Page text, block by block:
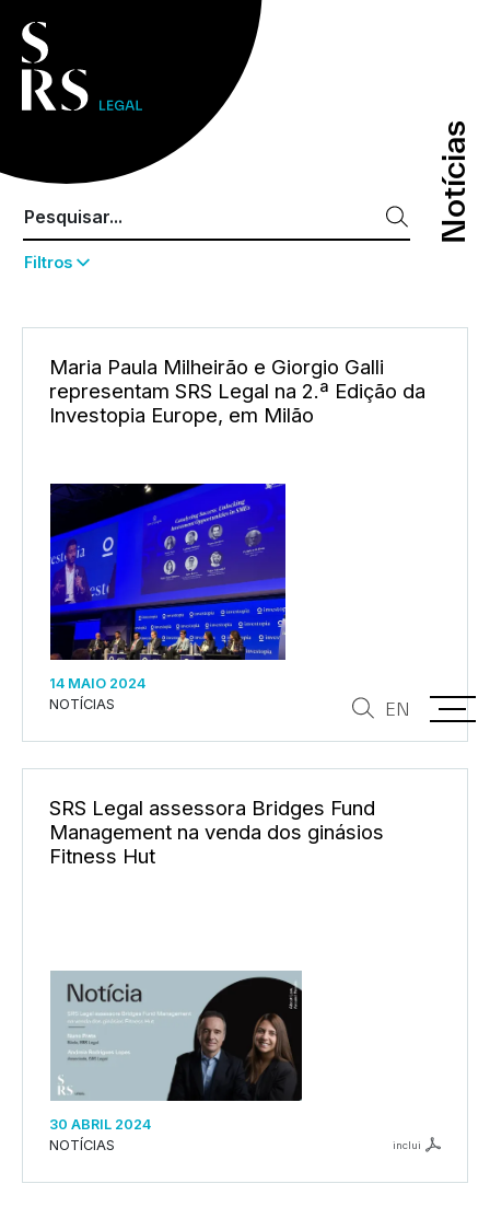
Notícias
Notícias
EN
Filtros
Maria Paula Milheirão e Giorgio Galli
representam SRS Legal na 2.ª Edição da
Investopia Europe, em Milão
14 MAIO 2024
NOTÍCIAS
SRS Legal assessora Bridges Fund
Management na venda dos ginásios
Fitness Hut
30 ABRIL 2024
NOTÍCIAS
inclui